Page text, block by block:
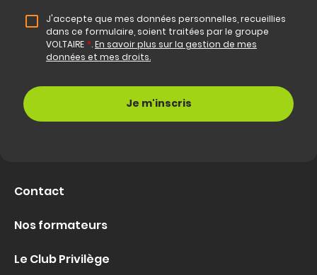
J'accepte que mes données personnelles, recueillies
dans ce formulaire, soient traitées par le groupe
VOLTAIRE *.En savoir plus sur la gestion de mes
données et mes droits.
Contact
Nos formateurs
Le Club Privilège